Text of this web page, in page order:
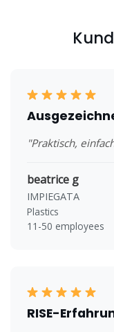
"Praktisch,
beatrice g
IMPIEGATA
Plastics
11-50 employees
RISE-